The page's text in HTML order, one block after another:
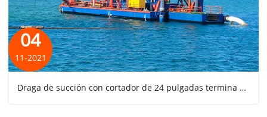
Draga de succión con cortador de 24 pulgadas termina su puesta en servicio en Oriente Medio
04
11-2021